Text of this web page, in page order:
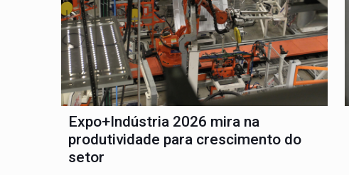
Expo+Indústria 2026 mira na
produtividade para crescimento do
setor